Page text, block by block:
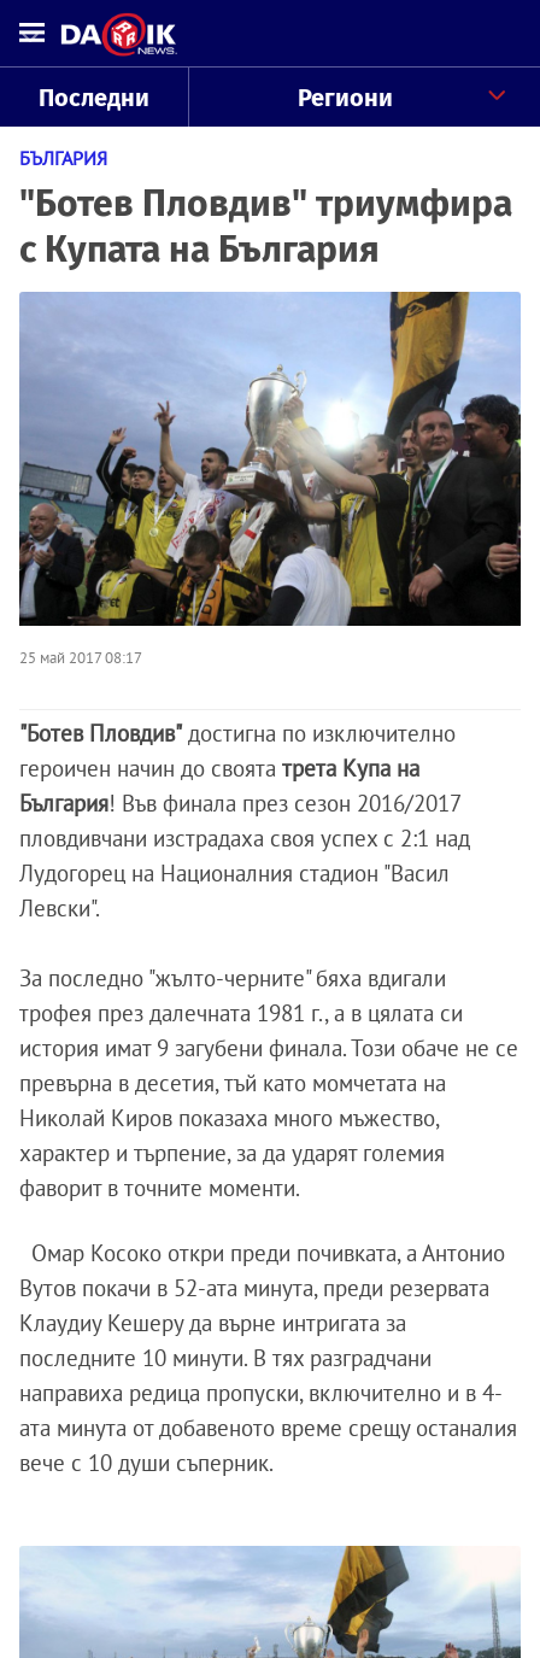
Последни Региони
БЪЛГАРИЯ
"Ботев Пловдив" триумфира
с Купата на България
25 май 2017 08:17
"Ботев Пловдив"достигна по изключително
героичен начин до своята трета Купа на
България! Във финала през сезон 2016/2017
пловдивчани изстрадаха своя успех с 2:1 над
Лудогорец на Националния стадион "Васил
Левски".
За последно "жълто-черните" бяха вдигали
трофея през далечната 1981 г., а в цялата си
история имат 9 загубени финала. Този обаче не се
превърна в десетия, тъй като момчетата на
Николай Киров показаха много мъжество,
характер и търпение, за да ударят големия
фаворит в точните моменти.
Омар Косоко откри преди почивката, а Антонио
Вутов покачи в 52-ата минута, преди резервата
Клаудиу Кешеру да върне интригата за
последните 10 минути. В тях разградчани
направиха редица пропуски, включително и в 4-
ата минута от добавеното време срещу останалия
вече с 10 души съперник.